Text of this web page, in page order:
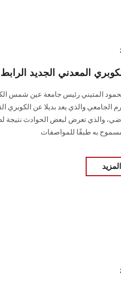
الكوبري المعدني الجديد
المتيني رئيس جامعة عين شمس
الجامعي والذي يعد بديلا عن الكوبري
والذي تعرض لبعض الحوادث نتيجة
به طبقًا للمواصفات